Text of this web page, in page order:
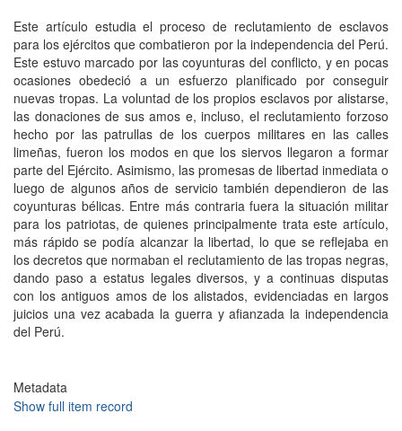
Este artículo estudia el proceso de reclutamiento de esclavos
para los ejércitos que combatieron por la independencia del Perú.
Este estuvo marcado por las coyunturas del conflicto, y en pocas
ocasiones obedeció a un esfuerzo planificado por conseguir
nuevas tropas. La voluntad de los propios esclavos por alistarse,
las donaciones de sus amos e, incluso, el reclutamiento forzoso
hecho por las patrullas de los cuerpos militares en las calles
limeñas, fueron los modos en que los siervos llegaron a formar
parte del Ejército. Asimismo, las promesas de libertad inmediata o
luego de algunos años de servicio también dependieron de las
coyunturas bélicas. Entre más contraria fuera la situación militar
para los patriotas, de quienes principalmente trata este artículo,
más rápido se podía alcanzar la libertad, lo que se reflejaba en
los decretos que normaban el reclutamiento de las tropas negras,
dando paso a estatus legales diversos, y a continuas disputas
con los antiguos amos de los alistados, evidenciadas en largos
juicios una vez acabada la guerra y afianzada la independencia
del Perú.
Metadata
Show full item record